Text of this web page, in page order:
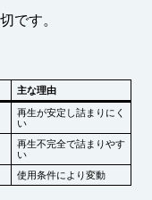
です。
主な理由
再生が安定し詰まりにく
い
再生不完全で詰まりやす
い
使用条件により変動